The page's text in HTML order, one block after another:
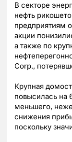
В секторе
нефть
предприятиям
акции
а также по
Corp.,
Крупная
повысилась на
меньшего,
снижения
поскольку